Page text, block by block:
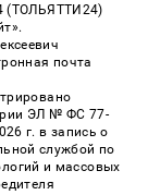
(ТОЛЬЯТТИ24)
почта
ЭЛ № ФС 77-
г. в запись о
службой по
и массовых